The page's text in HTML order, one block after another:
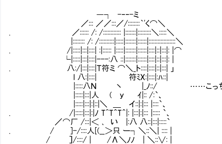
―┐ -‐‐-ミ
／::: ／／:::／/::::::::｀'く⌒＼
. ／:::::: /: /:::::::::::: |:::::::|:::::::::＼:::::＼
|:::::::: /: /::::::::::|:::::|:::::::|::::::|::::::::::::::::::＼
. /|:::::|:::|::::| :|:::::: |:::::|:::::::|::::::|::::|::|:::|: |⌒
└|:::::|:::|::::|---:八 ::|:::::::|::::::|::::|::|:::|: |
. 八:/|:::|::::|Ｔ符ミ ⌒＼_ト::::|::::|::|:::| 」
l 八:|::::| 符ﾐX:|::::|:ﾊ::|
|:::::八Ｎ 丶 |_ﾉ::/ ……こっちも見たことあ
|:::::|:::|人 ( ｙ ｲ|:: /:`、
|:::::|:::|:|::|＼ ＿ イ::|:|::: |::::`、
. /|:::::|:::|:|ﾉ T^T＾T＾|: |:::|:|::: |::::: `、
／⌒厂 /:::|＜ ､ い |:八 八::|:::|:::::`
. / ]-/::::人[(__＞只 ー┐＼::＼| :::: |
/ ］/::::/ | /Λ＼ﾉﾉ | ＼::∨: |